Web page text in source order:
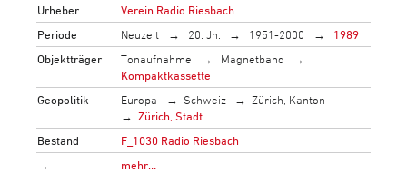
Urheber
Verein Radio Riesbach
Periode
Neuzeit 20. Jh. 1951-2000
1989
Objektträger
Tonaufnahme
Magnetband
Kompaktkassette
Geopolitik
Europa Schweiz
Zürich, Kanton
Zürich, Stadt
Bestand
F_1030 Radio Riesbach
→
mehr…